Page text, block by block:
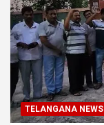
TELANGANA NEWS